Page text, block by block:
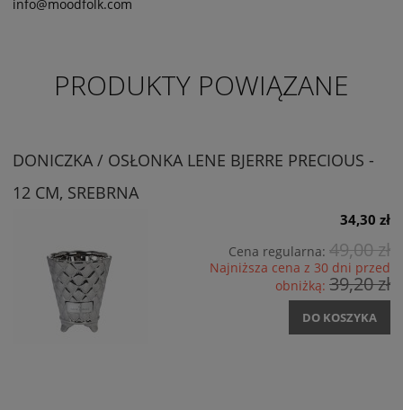
info@moodfolk.com
PRODUKTY POWIĄZANE
DONICZKA / OSŁONKA LENE BJERRE PRECIOUS -
12 CM, SREBRNA
34,30 zł
Cena regularna: 49,00 zł
Najniższa cena z 30 dni przed
obniżką: 39,20 zł
DO KOSZYKA